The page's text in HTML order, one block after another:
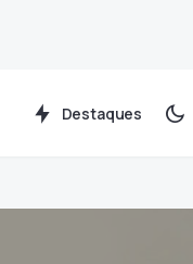
Destaques